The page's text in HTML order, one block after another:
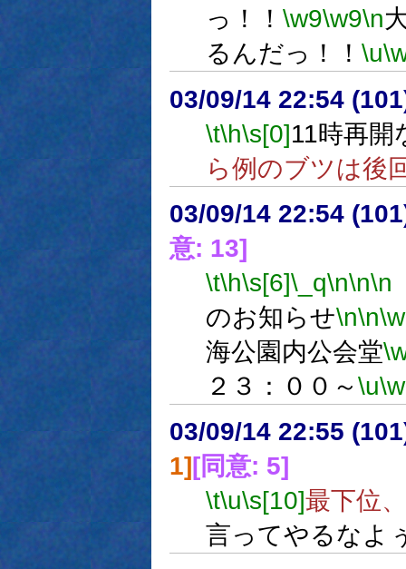
っ！！ \w9\w9\n
るんだっ！！ \u
03/09/14 22:54
\t\h\s[0]11時再開
ら例のブツは後
03/09/14 22:54
意: 13]
\t\h\s[6]\_q\n\n\n
のお知らせ\n\n
海公園内公会堂
２３：００～\u
03/09/14 22:55
1][同意: 5]
\t\u\s[10]最下位
言ってやるなよ